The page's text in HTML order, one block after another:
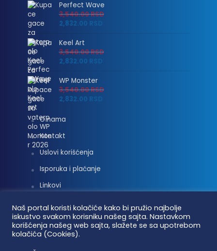
Perfect Wave
3,540.00RSD
2,832.00 RSD
Keel Art
3,540.00RSD
2,832.00 RSD
WP Monster
3,540.00RSD
2,832.00 RSD
O nama
Kontakt
Uslovi korišćenja
Isporuka i plaćanje
Linkovi
Vaterpolo vesti © 2026. Sva prava zadržana.
Naš portal koristi kolačiće kako bi pružio najbolje
iskustvo svakom korisniku našeg sajta. Nastavkom
korišćenja našeg web sajta, slažete se sa upotrebom
kolačića (Cookies).